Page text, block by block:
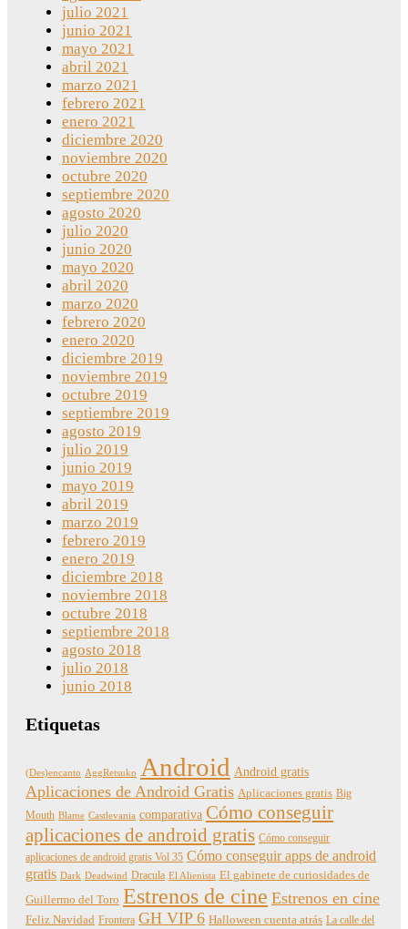
julio 2021
junio 2021
mayo 2021
abril 2021
marzo 2021
febrero 2021
enero 2021
diciembre 2020
noviembre 2020
octubre 2020
septiembre 2020
agosto 2020
julio 2020
junio 2020
mayo 2020
abril 2020
marzo 2020
febrero 2020
enero 2020
diciembre 2019
noviembre 2019
octubre 2019
septiembre 2019
agosto 2019
julio 2019
junio 2019
mayo 2019
abril 2019
marzo 2019
febrero 2019
enero 2019
diciembre 2018
noviembre 2018
octubre 2018
septiembre 2018
agosto 2018
julio 2018
junio 2018
Etiquetas
(Des)encanto AggRetsuko Android Android gratis
Aplicaciones de Android Gratis Aplicaciones gratis Big
Mouth Blame Castlevania comparativa Cómo conseguir
aplicaciones de android gratis Cómo conseguir
aplicaciones de android gratis Vol 35 Cómo conseguir apps de android
gratis Dark Deadwind Dracula El Alienista El gabinete de curiosidades de
Guillermo del Toro Estrenos de cine Estrenos en cine
Feliz Navidad Frontera GH VIP 6 Halloween cuenta atrás La calle del